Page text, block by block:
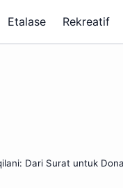
Etalase Rekreatif
Dari Surat untuk